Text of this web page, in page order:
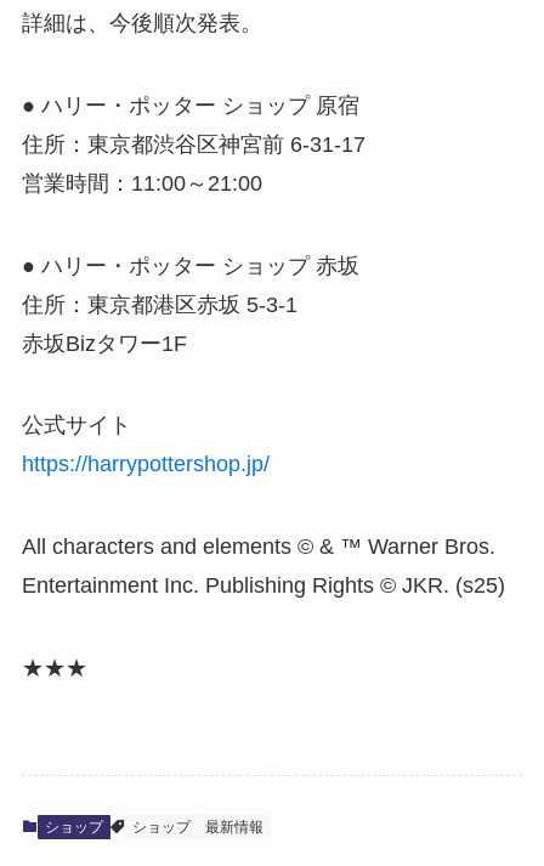
詳細は、今後順次発表。
● ハリー・ポッター ショップ 原宿
住所：東京都渋谷区神宮前 6-31-17
営業時間：11:00～21:00
● ハリー・ポッター ショップ 赤坂
住所：東京都港区赤坂 5-3-1
赤坂Bizタワー1F
公式サイト
https://harrypottershop.jp/
All characters and elements © & ™ Warner Bros.
Entertainment Inc. Publishing Rights © JKR. (s25)
★★★
ショップ ショップ 最新情報